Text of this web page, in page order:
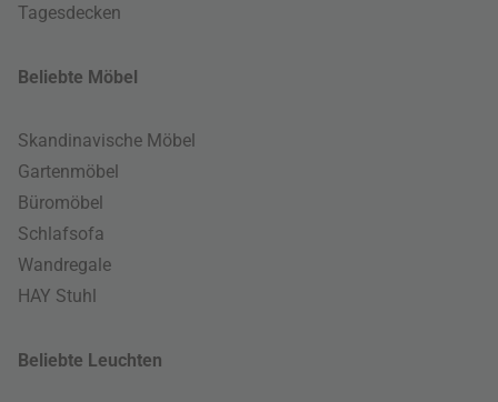
Tagesdecken
Beliebte Möbel
Skandinavische Möbel
Gartenmöbel
Büromöbel
Schlafsofa
Wandregale
HAY Stuhl
Beliebte Leuchten